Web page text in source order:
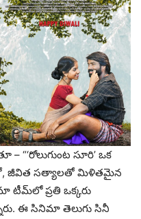
“‘రోలుగుంట సూరి’ ఒక
జీవిత సత్యాలతో మిళితమైన
మా టీమ్‌లో ప్రతి ఒక్కరు
ఈ సినిమా తెలుగు సినీ